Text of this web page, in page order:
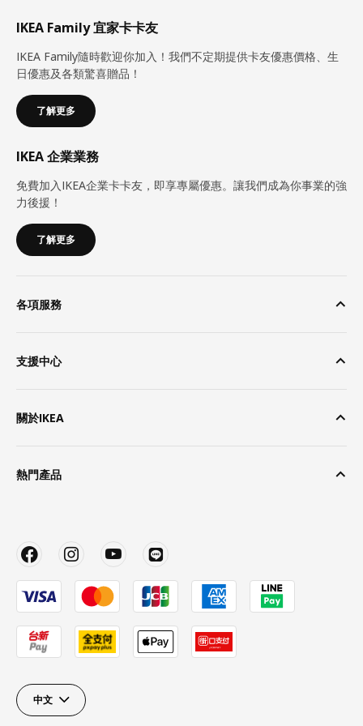
IKEA Family 宜家卡卡友
IKEA Family隨時歡迎你加入！我們不定期提供卡友優惠價格、生
日優惠及各類驚喜贈品！
了解更多
IKEA 企業業務
免費加入IKEA企業卡卡友，即享專屬優惠。讓我們成為你事業的強
力後援！
了解更多
各項服務
支援中心
關於IKEA
熱門產品
中文